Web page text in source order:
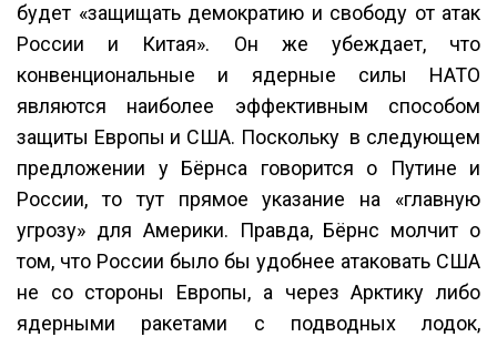
будет «защищать демократию и свободу от атак
России и Китая». Он же убеждает, что
конвенциональные и ядерные силы НАТО
являются наиболее эффективным способом
защиты Европы и США. Поскольку в следующем
предложении у Бёрнса говорится о Путине и
России, то тут прямое указание на «главную
угрозу» для Америки. Правда, Бёрнс молчит о
том, что России было бы удобнее атаковать США
не со стороны Европы, а через Арктику либо
ядерными ракетами с подводных лодок,